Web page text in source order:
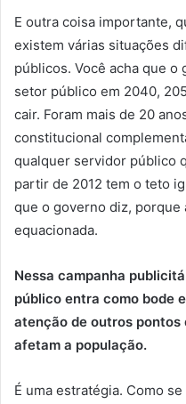
E outra coisa importante,
existem várias situações
públicos. Você acha que o
setor público em 2040,
cair. Foram mais de 20
constitucional
qualquer servidor público
partir de 2012 tem o teto
que o governo diz, porque
equacionada.
Nessa campanha
público entra como bode
atenção de outros
afetam a população.
É uma estratégia. Como